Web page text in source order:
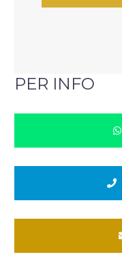
PER INFO